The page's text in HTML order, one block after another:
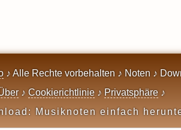
♪ Alle Rechte vorbehalten ♪ Noten ♪
♪ Cookierichtlinie ♪ Privatsphäre ♪
Musiknoten einfach